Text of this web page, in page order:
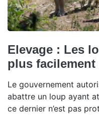
Elevage : Les
plus facilement
Le gouvernement
abattre un loup ayant
ce dernier n’est pas